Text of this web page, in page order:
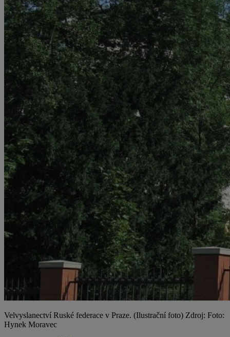
Velvyslanectví Ruské federace v Praze. (Ilustrační foto) Zdroj: Foto:
Hynek Moravec